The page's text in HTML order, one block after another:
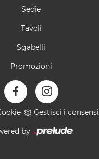
Sedie
Tavoli
Sgabelli
Promozioni
Gestisci i consensi
by